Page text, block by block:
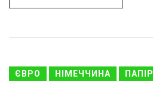
ЄВРО НІМЕЧЧИНА ПАПІР